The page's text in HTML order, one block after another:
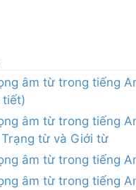
âm từ trong tiếng
tiết)
âm từ trong tiếng
từ và Giới từ
âm từ trong tiếng
âm từ trong tiếng